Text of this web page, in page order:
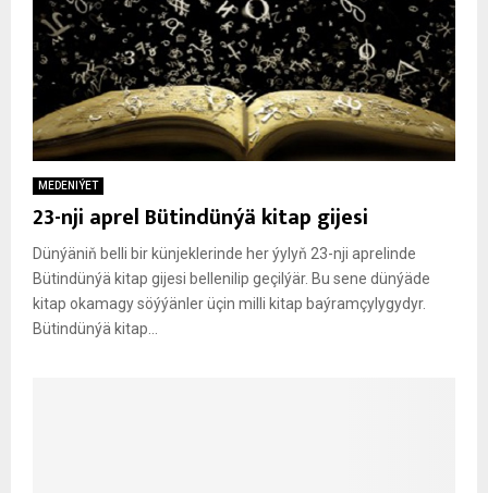
MEDENIÝET
23-nji aprel Bütindünýä kitap gijesi
Dünýäniň belli bir künjeklerinde her ýylyň 23-nji aprelinde
Bütindünýä kitap gijesi bellenilip geçilýär. Bu sene dünýäde
kitap okamagy söýýänler üçin milli kitap baýramçylygydyr.
Bütindünýä kitap...